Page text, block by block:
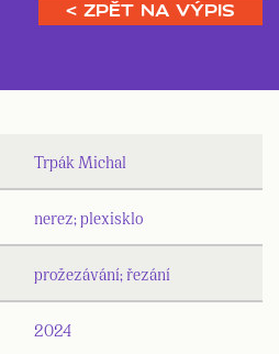
< ZPĚT NA VÝPIS
Trpák Michal
nerez; plexisklo
prožezávání; řezání
2024